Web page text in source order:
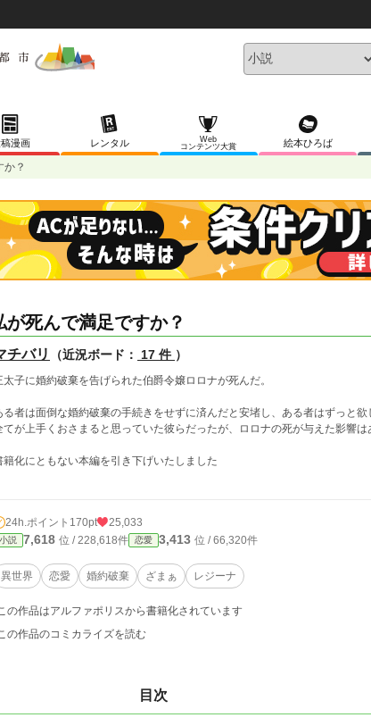
漫画 レンタル
Web
コンテンツ大賞
絵本ひろば
か？
が死んで満足ですか？
チバリ （近況ボード： 17 件 ）
太子に婚約破棄を告げられた伯爵令嬢ロロナが死んだ。
る者は面倒な婚約破棄の手続きをせずに済んだと安堵し、ある者はずっと欲
てが上手くおさまると思っていた彼らだったが、ロロナの死が与えた影響は
籍化にともない本編を引き下げいたしました
24h.ポイント 170pt 25,033
小説 7,618 位 / 228,618件 恋愛 3,413 位 / 66,320件
異世界 恋愛 婚約破棄 ざまぁ レジーナ
の作品はアルファポリスから書籍化されています
の作品のコミカライズを読む
目次